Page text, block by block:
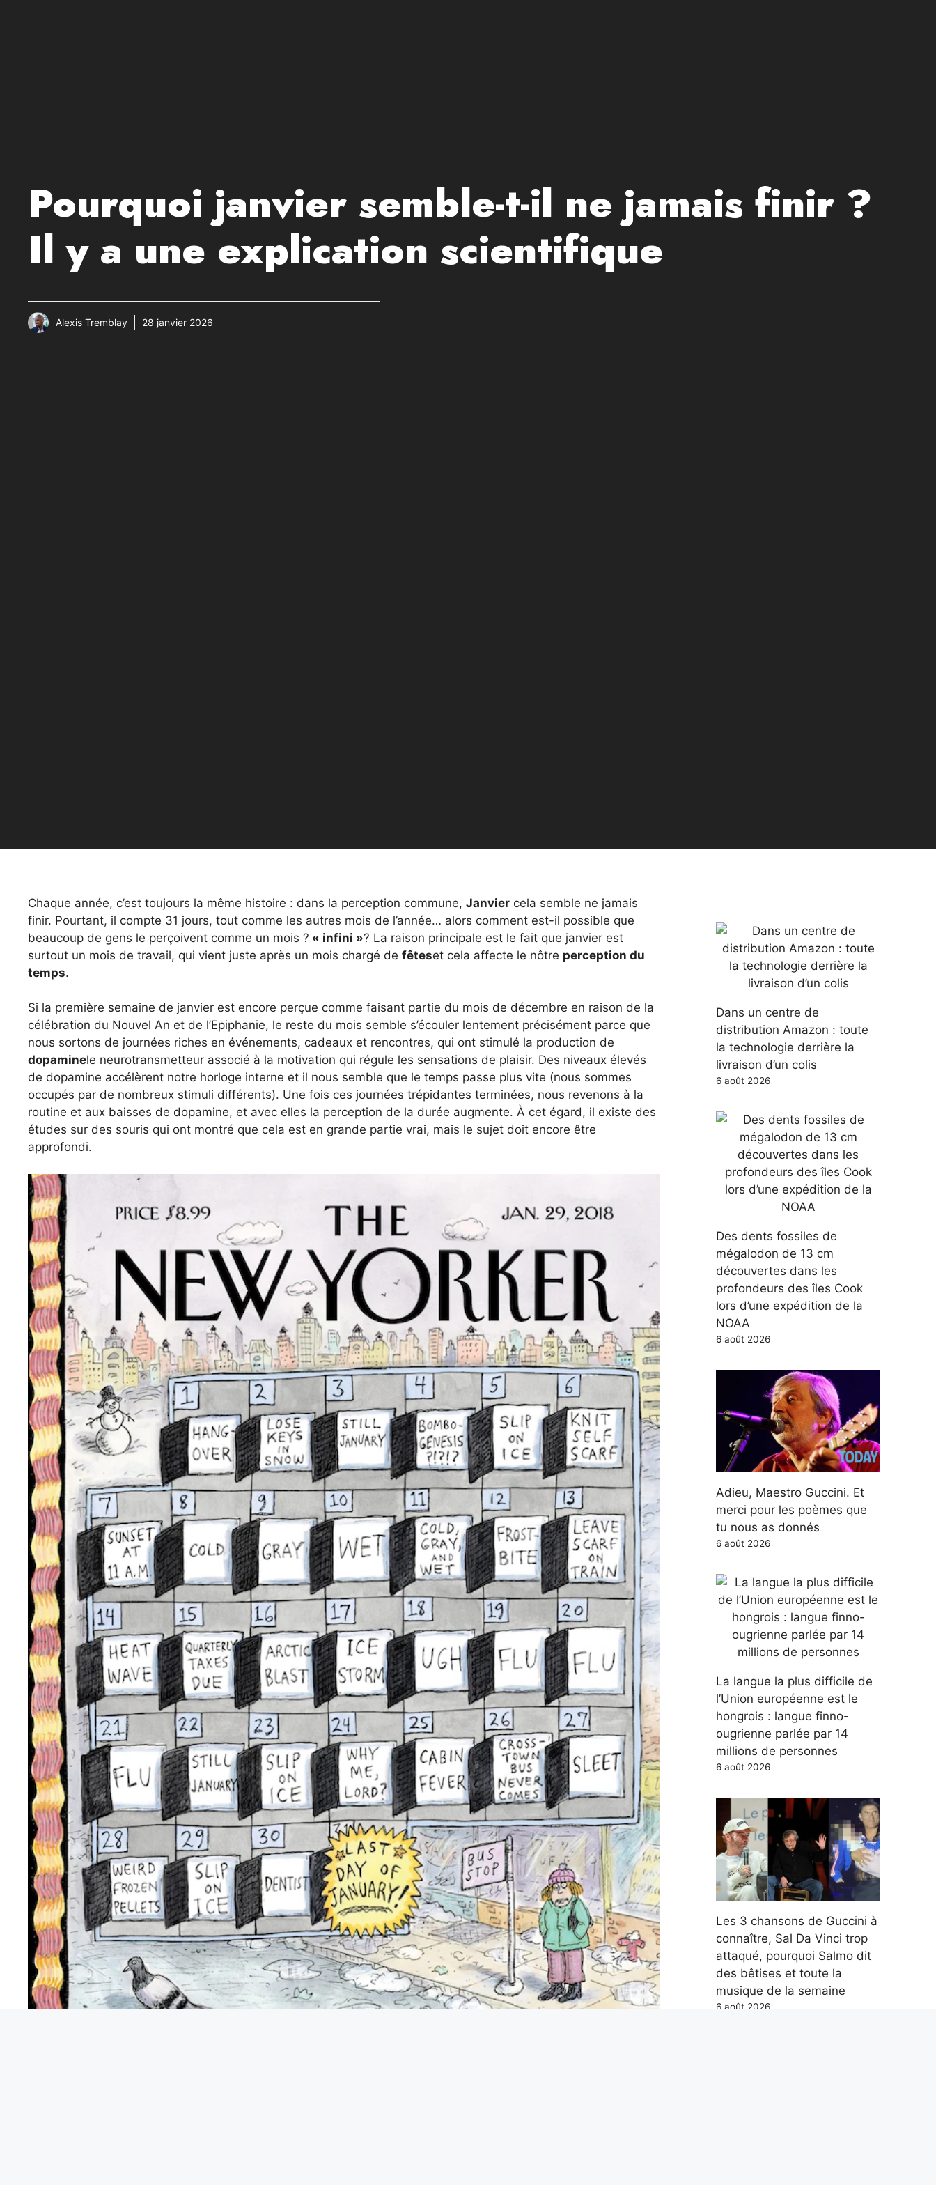
Pourquoi janvier semble-t-il ne jamais finir ?
Il y a une explication scientifique
Alexis Tremblay 28 janvier 2026
Chaque année, c’est toujours la même histoire : dans la perception commune, Janvier cela semble ne jamais
finir. Pourtant, il compte 31 jours, tout comme les autres mois de l’année… alors comment est-il possible que
beaucoup de gens le perçoivent comme un mois ? « infini »? La raison principale est le fait que janvier est
surtout un mois de travail, qui vient juste après un mois chargé de fêteset cela affecte le nôtre perception du
temps.
Si la première semaine de janvier est encore perçue comme faisant partie du mois de décembre en raison de la
célébration du Nouvel An et de l’Epiphanie, le reste du mois semble s’écouler lentement précisément parce que
nous sortons de journées riches en événements, cadeaux et rencontres, qui ont stimulé la production de
dopaminele neurotransmetteur associé à la motivation qui régule les sensations de plaisir. Des niveaux élevés
de dopamine accélèrent notre horloge interne et il nous semble que le temps passe plus vite (nous sommes
occupés par de nombreux stimuli différents). Une fois ces journées trépidantes terminées, nous revenons à la
routine et aux baisses de dopamine, et avec elles la perception de la durée augmente. À cet égard, il existe des
études sur des souris qui ont montré que cela est en grande partie vrai, mais le sujet doit encore être
approfondi.
Dans un centre de
distribution Amazon : toute
la technologie derrière la
livraison d’un colis
6 août 2026
Des dents fossiles de
mégalodon de 13 cm
découvertes dans les
profondeurs des îles Cook
lors d’une expédition de la
NOAA
6 août 2026
Adieu, Maestro Guccini. Et
merci pour les poèmes que
tu nous as donnés
6 août 2026
La langue la plus difficile de
l’Union européenne est le
hongrois : langue finno-
ougrienne parlée par 14
millions de personnes
6 août 2026
Les 3 chansons de Guccini à
connaître, Sal Da Vinci trop
attaqué, pourquoi Salmo dit
des bêtises et toute la
musique de la semaine
6 août 2026